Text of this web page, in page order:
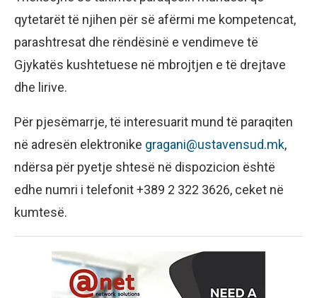
qytetarët të njihen për së afërmi me kompetencat,
parashtresat dhe rëndësinë e vendimeve të
Gjykatës kushtetuese në mbrojtjen e të drejtave
dhe lirive.
Për pjesëmarrje, të interesuarit mund të paraqiten
në adresën elektronike gragani@ustavensud.mk,
ndërsa për pyetje shtesë në dispozicion është
edhe numri i telefonit +389 2 322 3626, ceket në
kumtesë.